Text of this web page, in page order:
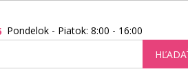
Pondelok - Piatok: 8:00 - 16:00